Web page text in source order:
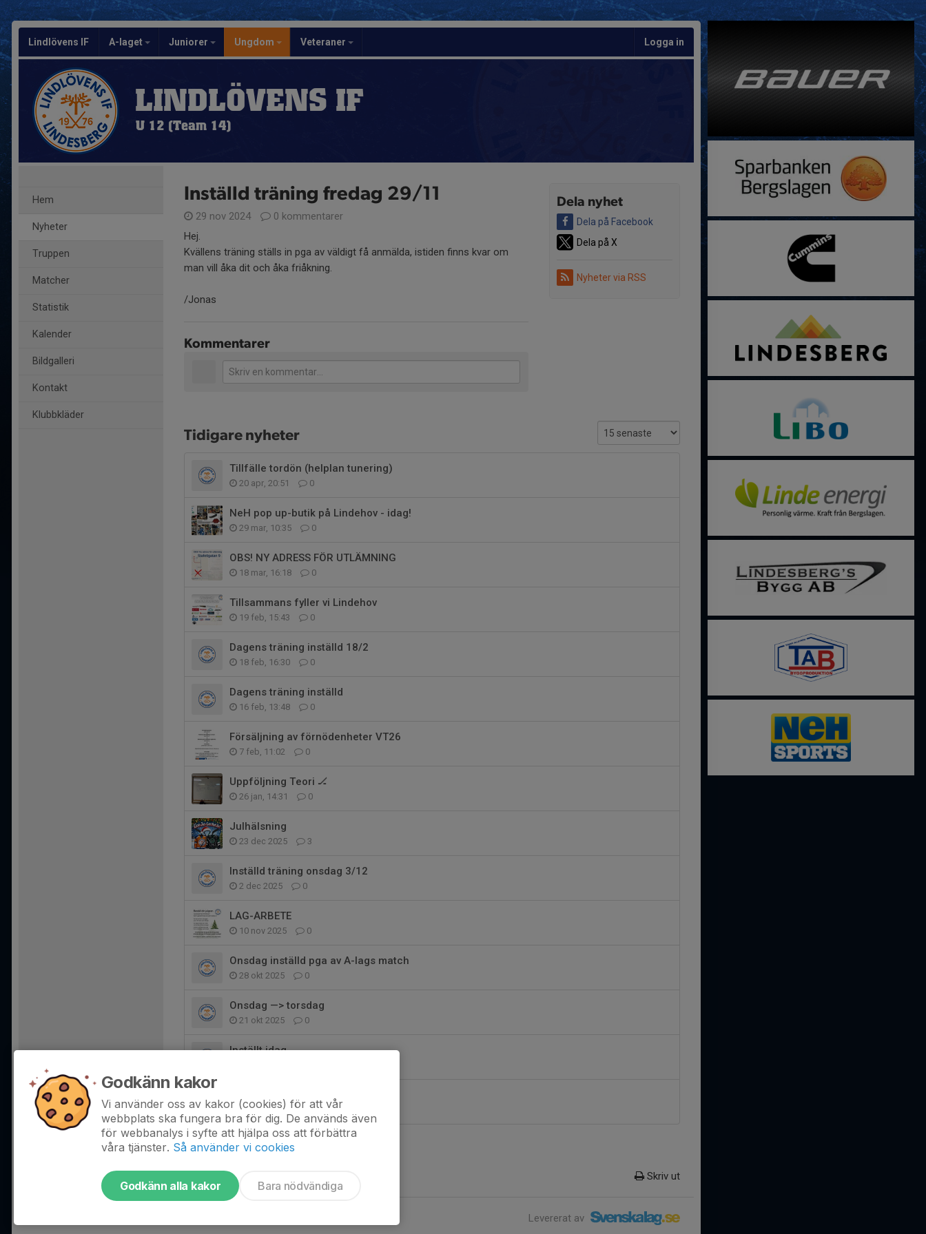
Lindlövens IF A-laget Juniorer Ungdom Veteraner Logga in
LINDLÖVENS IF
U 12 (Team 14)
Hem
Nyheter
Truppen
Matcher
Statistik
Kalender
Bildgalleri
Kontakt
Klubbkläder
Dela nyhet
Dela på Facebook
Dela på X
Nyheter via RSS
Inställd träning fredag 29/11
29 nov 2024
0 kommentarer
Hej.
Kvällens träning ställs in pga av väldigt få anmälda, istiden finns kvar om
man vill åka dit och åka friåkning.
/Jonas
Kommentarer
Tidigare nyheter
Tillfälle tordön (helplan tunering)
20 apr, 20:51 0
NeH pop up-butik på Lindehov - idag!
29 mar, 10:35 0
OBS! NY ADRESS FÖR UTLÄMNING
18 mar, 16:18 0
Tillsammans fyller vi Lindehov
19 feb, 15:43 0
Dagens träning inställd 18/2
18 feb, 16:30 0
Dagens träning inställd
16 feb, 13:48 0
Försäljning av förnödenheter VT26
7 feb, 11:02 0
Uppföljning Teori 🏒
26 jan, 14:31 0
Julhälsning
23 dec 2025 3
Inställd träning onsdag 3/12
2 dec 2025 0
LAG-ARBETE
10 nov 2025 0
Onsdag inställd pga av A-lags match
28 okt 2025 0
Onsdag —> torsdag
21 okt 2025 0
Inställt idag
1 okt 2025 0
Skriv ut
Levererat av
Godkänn kakor
Vi använder oss av kakor (cookies) för att vår
webbplats ska fungera bra för dig. De används även
för webbanalys i syfte att hjälpa oss att förbättra
våra tjänster. Så använder vi cookies
Godkänn alla kakor Bara nödvändiga